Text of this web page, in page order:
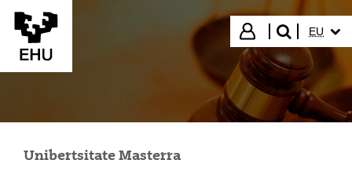
Eduki nagusira joan
Hasi saioa
bilatu"
EU
Unibertsitate Masterra